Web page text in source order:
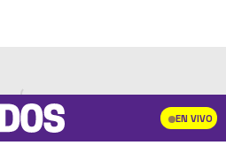
EN VIVO